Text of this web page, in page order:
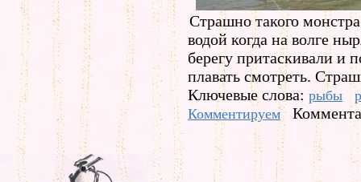
Страшно такого
водой когда на волге
берегу притаскивали и
плавать смотреть.
Ключевые слова: рыбы
Комментируем